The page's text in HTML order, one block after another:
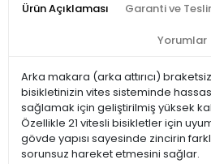
Ürün Açıklaması Garanti ve
Yorumlar
Arka makara (arka attırıcı)
bisikletinizin vites sisteminde
sağlamak için geliştirilmiş yüksek
Özellikle 21 vitesli bisikletler için
gövde yapısı sayesinde zincirin
sorunsuz hareket etmesini sağlar.